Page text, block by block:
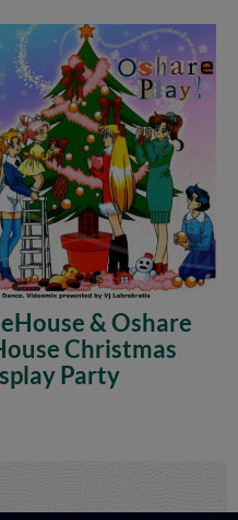
& Oshare
Christmas
Party